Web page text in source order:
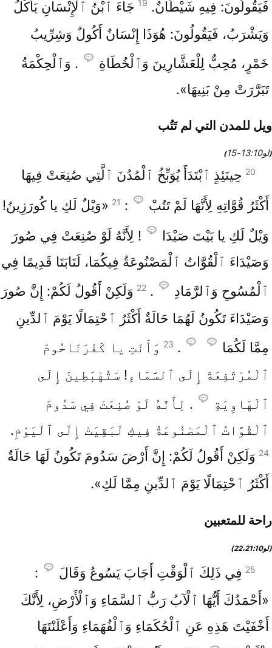
فَيَقُولُونَ: فِيهِ شَيْطَانٌ. 19 جَاءَ ٱبْنُ ٱلْإِنْسَانِ يَأْكُلُ
وَيَشْرَبُ، فَيَقُولُونَ: هُوَذَا إِنْسَانٌ أَكُولٌ وَشِرِّيبُ
خَمْرٍ، مُحِبٌّ لِلْعَشَّارِينَ وَٱلْخُطَاةِ
. وَٱلْحِكْمَةُ
تَبَرَّرَتْ مِنْ بَنِيهَا».
ويل للمدن التي لم تَتُب
(لو10‏:13‏-15 )
20 حِينَئِذٍ ٱبْتَدَأَ يُوَبِّخُ ٱلْمُدُنَ ٱلَّتِي صُنِعَتْ فِيهَا
أَكْثَرُ قُوَّاتِهِ لِأَنَّهَا لَمْ تَتُبْ
:
21 «وَيْلٌ لَكِ يا كُورَزِينُ!
وَيْلٌ لَكِ يا بَيْتَ صَيْدَا
! لِأَنَّهُ لَوْ صُنِعَتْ فِي صُورَ
وَصَيْدَاءَ ٱلْقُوَّاتُ ٱلْمَصْنُوعَةُ فِيكُمَا، لَتَابَتَا قَدِيمًا فِي
ٱلْمُسُوحِ وَٱلرَّمَادِ
.
22 وَلَكِنْ أَقُولُ لَكُمْ: إِنَّ صُورَ
وَصَيْدَاءَ تَكُونُ لَهُمَا حَالَةٌ أَكْثَرُ ٱحْتِمَالًا يَوْمَ ٱلدِّينِ
مِمَّا لَكُمَا
.
23 وَأَنْتِ يا كَفْرَنَاحُومَ
ٱلْمُرْتَفِعَةَ إِلَى ٱلسَّمَاءِ! سَتُهْبَطِينَ إِلَى
ٱلْهَاوِيَةِ
. لِأَنَّهُ لَوْ صُنِعَتْ فِي سَدُومَ
ٱلْقُوَّاتُ ٱلْمَصْنُوعَةُ فِيكِ لَبَقِيَتْ إِلَى ٱلْيَوْمِ.
24 وَلَكِنْ أَقُولُ لَكُمْ: إِنَّ أَرْضَ سَدُومَ تَكُونُ لَهَا حَالَةٌ
أَكْثَرُ ٱحْتِمَالًا يَوْمَ ٱلدِّينِ مِمَّا لَكِ».
راحة للمتعبين
(لو10‏:21‏،22)
25 فِي ذَلِكَ ٱلْوَقْتِ أَجَابَ يَسُوعُ وَقَالَ
:
«أَحْمَدُكَ أَيُّهَا ٱلْآبُ رَبُّ ٱلسَّمَاءِ وَٱلْأَرْضِ، لِأَنَّكَ
أَخْفَيْتَ هَذِهِ عَنِ ٱلْحُكَمَاءِ وَٱلْفُهَمَاءِ وَأَعْلَنْتَهَا